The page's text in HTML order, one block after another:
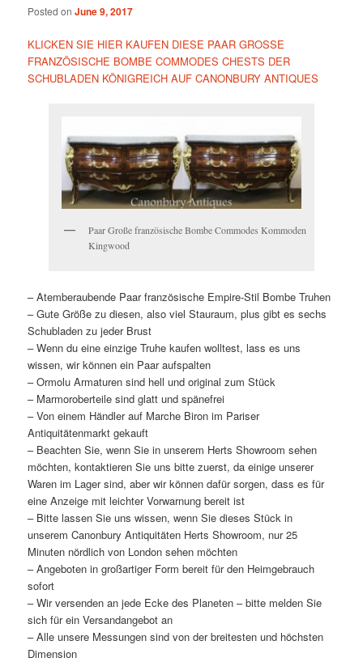
Posted onJune 9, 2017
KLICKEN SIE HIER KAUFEN DIESE PAAR GROSSE
FRANZÖSISCHE BOMBE COMMODES CHESTS DER
SCHUBLADEN KÖNIGREICH AUF CANONBURY ANTIQUES
Paar Große französische Bombe Commodes Kommoden
Kingwood
– Atemberaubende Paar französische Empire-Stil Bombe Truhen
– Gute Größe zu diesen, also viel Stauraum, plus gibt es sechs
Schubladen zu jeder Brust
– Wenn du eine einzige Truhe kaufen wolltest, lass es uns
wissen, wir können ein Paar aufspalten
– Ormolu Armaturen sind hell und original zum Stück
– Marmoroberteile sind glatt und spänefrei
– Von einem Händler auf Marche Biron im Pariser
Antiquitätenmarkt gekauft
– Beachten Sie, wenn Sie in unserem Herts Showroom sehen
möchten, kontaktieren Sie uns bitte zuerst, da einige unserer
Waren im Lager sind, aber wir können dafür sorgen, dass es für
eine Anzeige mit leichter Vorwarnung bereit ist
– Bitte lassen Sie uns wissen, wenn Sie dieses Stück in
unserem Canonbury Antiquitäten Herts Showroom, nur 25
Minuten nördlich von London sehen möchten
– Angeboten in großartiger Form bereit für den Heimgebrauch
sofort
– Wir versenden an jede Ecke des Planeten – bitte melden Sie
sich für ein Versandangebot an
– Alle unsere Messungen sind von der breitesten und höchsten
Dimension